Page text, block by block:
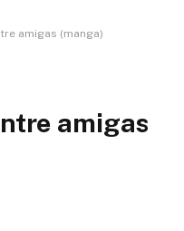
amigas (manga)
amigas